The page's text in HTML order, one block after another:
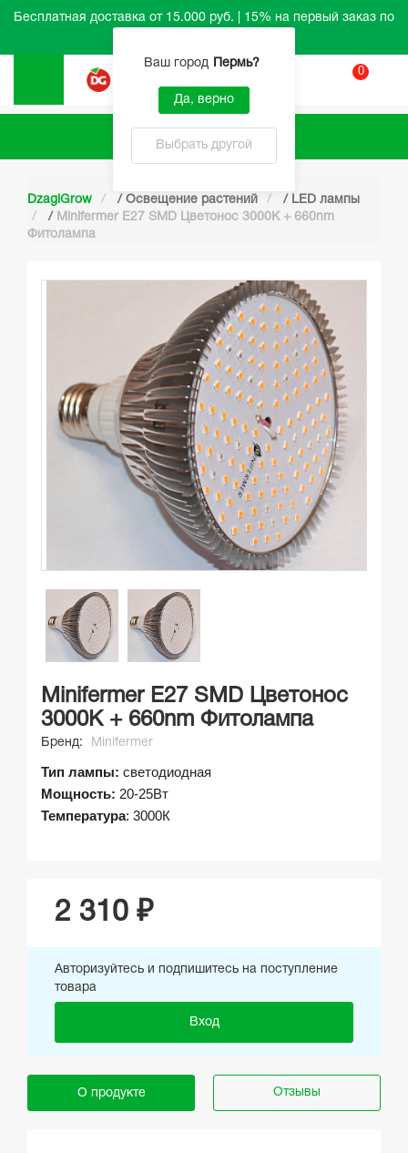
Бесплатная доставка от 15.000 руб. | 15% на первый заказ по
Ваш город Пермь?
Да, верно
Выбрать другой
0
Каталог
DzagiGrow / Освещение растений / LED лампы
/ Minifermer Е27 SMD Цветонос 3000K + 660nm
Фитолампа
Minifermer Е27 SMD Цветонос
3000K + 660nm Фитолампа
Бренд: Minifermer
Тип лампы: светодиодная
Мощность: 20-25Вт
Температура: 3000К
2 310 ₽
Авторизуйтесь и подпишитесь на поступление
товара
Вход
О продукте Отзывы